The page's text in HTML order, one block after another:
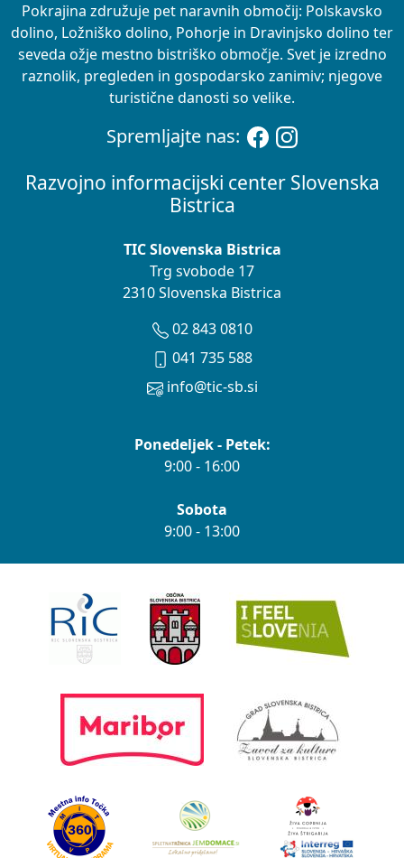
Razvojno informacijski center Slovenska
Bistrica
TIC Slovenska Bistrica
Trg svobode 17
2310 Slovenska Bistrica
02 843 0810
041 735 588
info@tic-sb.si
Ponedeljek - Petek:
9:00 - 16:00
Sobota
9:00 - 13:00
Pokrajina združuje pet naravnih območij: Polskavsko
dolino, Ložniško dolino, Pohorje in Dravinjsko dolino ter
seveda ožje mestno bistriško območje. Svet je izredno
raznolik, pregleden in gospodarsko zanimiv; njegove
turistične danosti so velike.
Spremljajte nas: